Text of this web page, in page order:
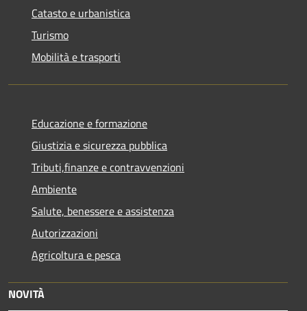
Catasto e urbanistica
Turismo
Mobilità e trasporti
Educazione e formazione
Giustizia e sicurezza pubblica
Tributi,finanze e contravvenzioni
Ambiente
Salute, benessere e assistenza
Autorizzazioni
Agricoltura e pesca
NOVITÀ